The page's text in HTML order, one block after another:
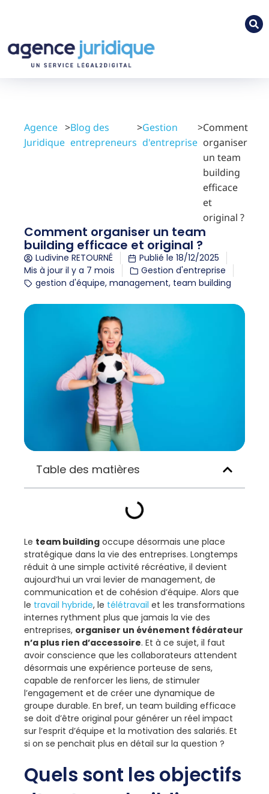
Agence
Juridique
>Blog des
entrepreneurs
>Gestion
d'entreprise
>Comment
organiser
un team
building
efficace
et
original ?
Comment organiser un team
building efficace et original ?
Ludivine RETOURNÉ Publié le 18/12/2025
Mis à jour il y a 7 mois
Gestion d'entreprise
gestion d'équipe, management, team building
Table des matières
Le team building occupe désormais une place
stratégique dans la vie des entreprises. Longtemps
réduit à une simple activité récréative, il devient
aujourd’hui un vrai levier de management, de
communication et de cohésion d’équipe. Alors que
le travail hybride, le télétravail et les transformations
internes rythment plus que jamais la vie des
entreprises, organiser un événement fédérateur
n’a plus rien d’accessoire. Et à ce sujet, il faut
avoir conscience que les collaborateurs attendent
désormais une expérience porteuse de sens,
capable de renforcer les liens, de stimuler
l’engagement et de créer une dynamique de
groupe durable. En bref, un team building efficace
se doit d’être original pour générer un réel impact
sur l’esprit d’équipe et la motivation des salariés. Et
si on se penchait plus en détail sur la question ?
Quels sont les objectifs